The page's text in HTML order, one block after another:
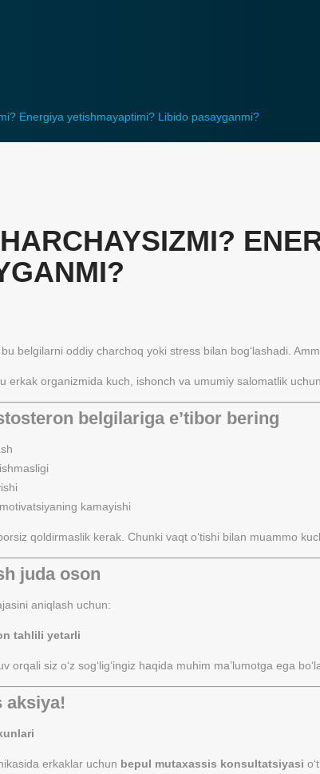
Energiya yetishmayaptimi? Libido pasayganmi?
bu belgilarni oddiy charchoq yoki stress bilan bog‘lashadi.
erkak organizmida kuch, ishonch va umumiy salomatlik
belgilariga e’tibor bering
kamayishi
qoldirmaslik kerak. Chunki vaqt o‘tishi bilan muammo
juda oson
aniqlash uchun:
tahlili yetarli
orqali siz o‘z sog‘lig‘ingiz haqida muhim ma’lumotga ega
aksiya!
erkaklar uchun bepul mutaxassis konsultatsiyasi